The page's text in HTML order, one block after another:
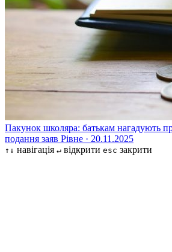
Пакунок школяра: батькам нагадують
подання заяв Рівне · 20.11.2025
↑↓ навігація ↵ відкрити esc закрити